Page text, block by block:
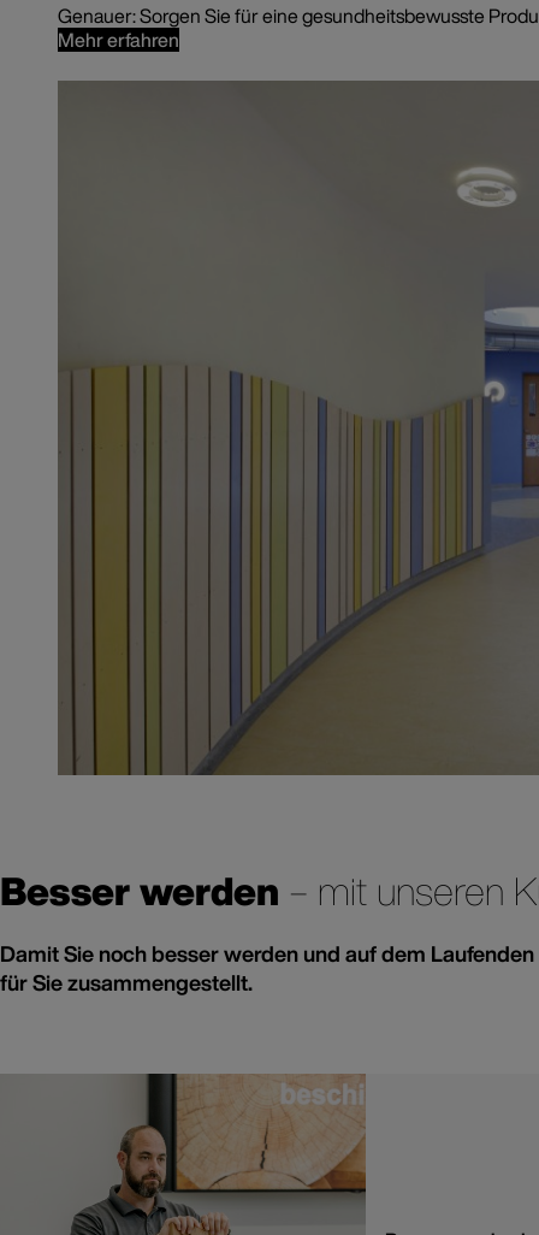
Genauer: Sorgen Sie für eine gesundheitsbewusste
Mehr erfahren
Besser werden – mit unseren
Damit Sie noch besser werden und auf dem
für Sie zusammengestellt.